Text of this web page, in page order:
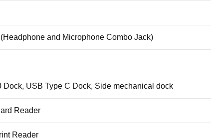
and Microphone Combo Jack)
Dock, USB Type C Dock, Side mechanical dock
Reader
Reader